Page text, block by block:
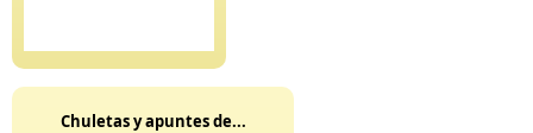
Chuletas y apuntes de...